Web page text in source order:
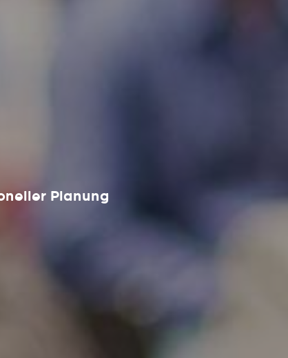
Planung